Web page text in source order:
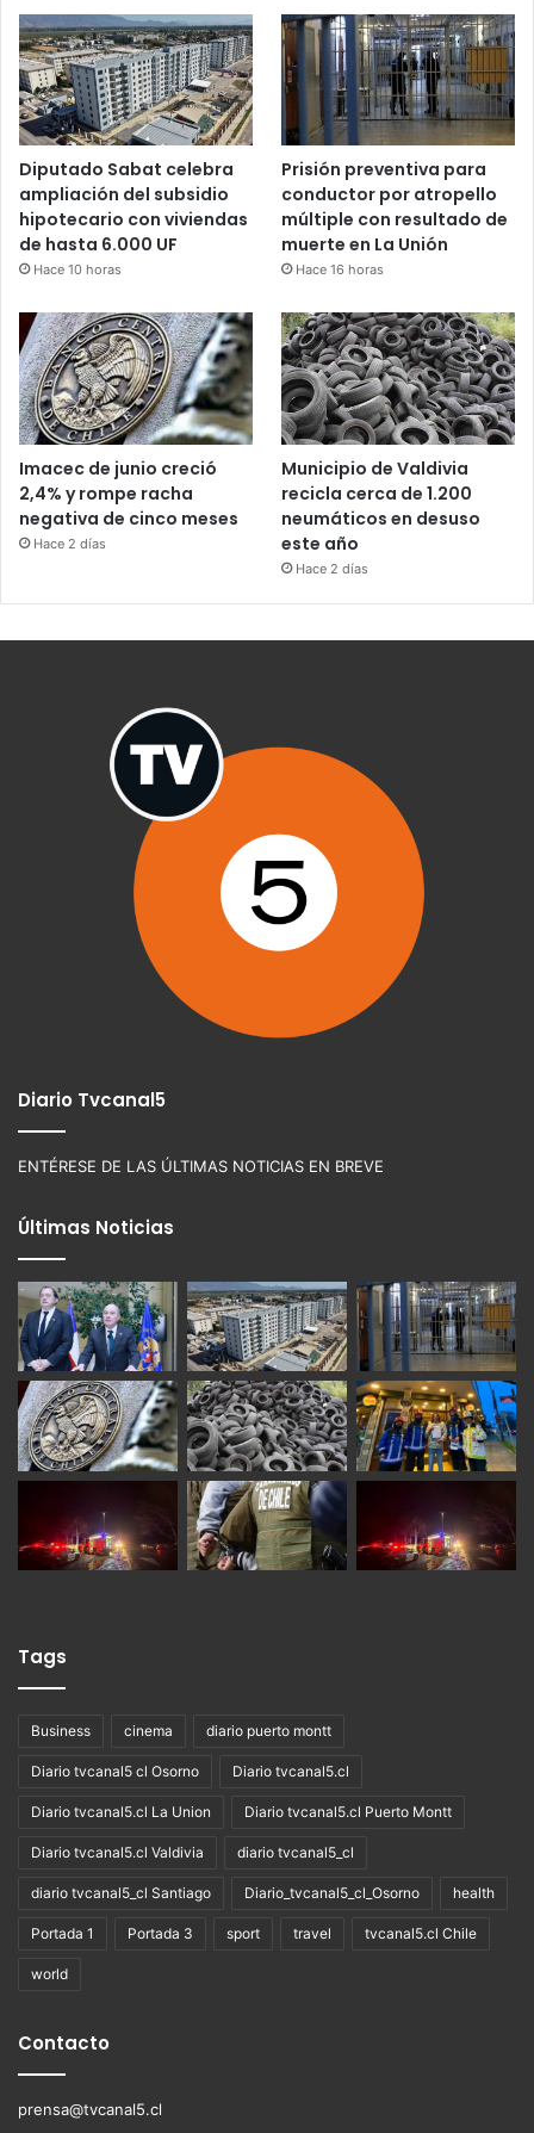
Diputado Sabat celebra
ampliación del subsidio
hipotecario con viviendas
de hasta 6.000 UF
Hace 10 horas
Prisión preventiva para
conductor por atropello
múltiple con resultado de
muerte en La Unión
Hace 16 horas
Imacec de junio creció
2,4% y rompe racha
negativa de cinco meses
Hace 2 días
Municipio de Valdivia
recicla cerca de 1.200
neumáticos en desuso
este año
Hace 2 días
Diario Tvcanal5
ENTÉRESE DE LAS ÚLTIMAS NOTICIAS EN BREVE
Últimas Noticias
Tags
Business cinema diario puerto montt
Diario tvcanal5 cl Osorno Diario tvcanal5.cl
Diario tvcanal5.cl La Union Diario tvcanal5.cl Puerto Montt
Diario tvcanal5.cl Valdivia diario tvcanal5_cl
diario tvcanal5_cl Santiago Diario_tvcanal5_cl_Osorno health
Portada 1 Portada 3 sport travel tvcanal5.cl Chile
world
Contacto
prensa@tvcanal5.cl